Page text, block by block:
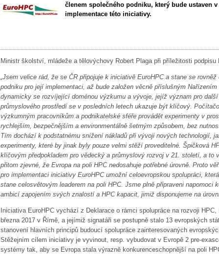
členem společného podniku, který bude ustaven
implementace této iniciativy.
Ministr školství, mládeže a tělovýchovy Robert Plaga při příležitosti podpisu
„Jsem velice rád, že se ČR připojuje k iniciativě EuroHPC a stane se
podniku pro její implementaci, až bude založen věcně příslušným
dynamicky se rozvíjející doménou výzkumu a vývoje, jejíž význam pro
průmyslového prostředí se v posledních letech ukazuje být klíčový.
výzkumným pracovníkům a podnikatelské sféře provádět experimenty v
rychlejším, bezpečnějším a environmentálně šetrným způsobem, bez
Tím dochází k podstatnému snížení nákladů při vývoji nových technologií,
experimenty, které by jinak byly pouze velmi stěží proveditelné. Špičková
klíčovým předpokladem pro vědecký a průmyslový rozvoj v 21. století, a to
přitom zjevné, že Evropa na poli HPC nedosahuje potřebné úrovně. Proto
pro implementaci iniciativy EuroHPC umožní celoevropskou spolupráci,
stane celosvětovým leaderem na poli HPC. Jsme plně připraveni napomoci
ambicí zapojením svých znalostí a HPC kapacit, jimiž disponujeme na
Iniciativa EuroHPC vychází z Deklarace o rámci spolupráce na rozvoji
března 2017 v Římě, a jejímiž signatáři se postupně stalo 13 evropských
stanovení hlavních principů budoucí spolupráce zainteresovaných
Stěžejním cílem iniciativy je vyvinout, resp. vybudovat v Evropě 2 pre-
systémy tak, aby se Evropa stala výrazně konkurenceschopnější na poli